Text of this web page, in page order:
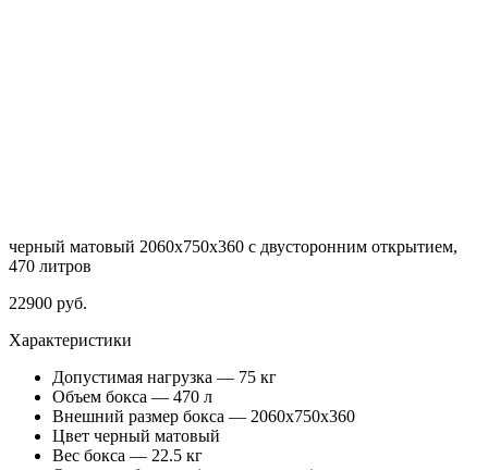
черный матовый 2060х750х360 с двусторонним открытием,
470 литров
22900 руб.
Характеристики
Допустимая нагрузка — 75 кг
Объем бокса — 470 л
Внешний размер бокса — 2060x750x360
Цвет черный матовый
Вес бокса — 22.5 кг